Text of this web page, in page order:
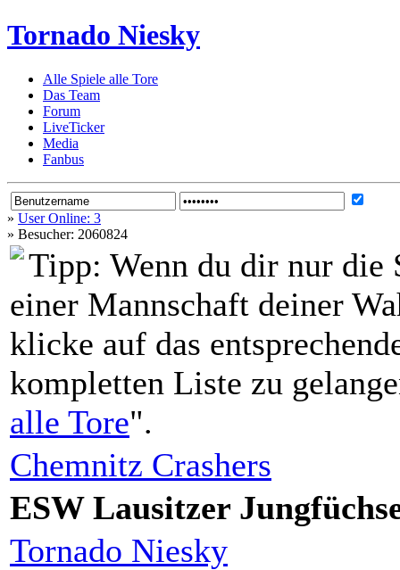
Tornado Niesky
Alle Spiele alle Tore
Das Team
Forum
LiveTicker
Media
Fanbus
» User Online: 3
» Besucher: 2060824
Tipp: Wenn du dir nur die
einer Mannschaft deiner
klicke auf das
kompletten Liste zu
alle Tore".
Chemnitz Crashers
ESW Lausitzer
Tornado Niesky